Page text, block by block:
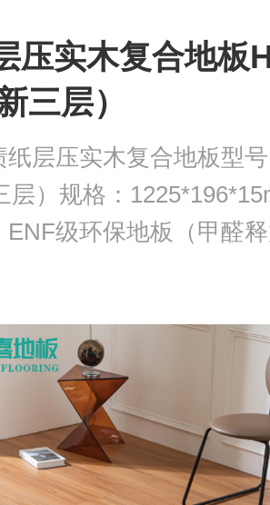
压实木复合地板
三层）
纸层压实木复合地板型
层）规格：
ENF级环保地板（甲醛